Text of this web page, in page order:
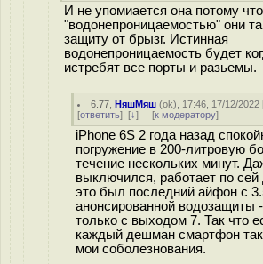
И не упомиается она потому
"водонепроницаемостью" они
защиту от брызг. Истинная
водонепроницаемость будет
истребят все порты и разьемы.
6.77 ,НяшМяш (ok), 17:46, 17/12/2022
[ответить] [↓] [к модератору]
iPhone 6S 2 года назад
погружение в 200-литровую
течение нескольких минут.
выключился, работает по
это был последний айфон с
анонсированной водозащиты
только с выходом 7. Так что
каждый дешман смартфон так
мои соболезнования.